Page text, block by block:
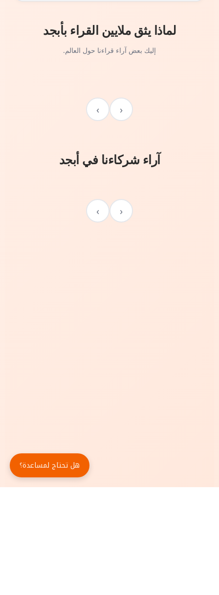
لماذا يثق ملايين القراء بأبجد
إليك بعض آراء قراءنا حول العالم.
‹
›
آراء شركاءنا في أبجد
‹
›
هل تحتاج لمساعدة؟